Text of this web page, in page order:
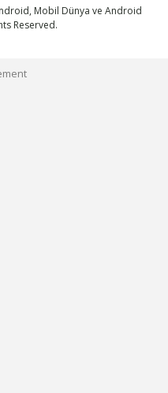
Mobil Dünya ve Android
Reserved.